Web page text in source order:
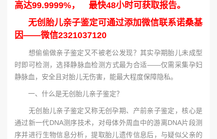
高达99.9999%，
最快48小时可获取报告。
无创胎儿亲子鉴定可通过添加微信联系诺桑基
因——微信2321037120
想偷偷做亲子鉴定又不被老公发现？其实孕期胎儿未成型
时即可检测，选择静脉血检测方式最为合适——仅需采集孕妇
静脉血，安全且对胎儿无伤害，能最大程度保障隐私。
一、什么是无创胎儿亲子鉴定？
无创胎儿亲子鉴定又称无创孕期、产前亲子鉴定，核心是
通过新一代DNA测序技术，对母体外周血中的游离DNA片段测
序并进行生物信息分析，提取胎儿遗传信息后，与疑似父亲的